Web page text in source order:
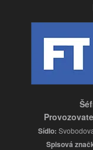
Sídlo:
Spisová